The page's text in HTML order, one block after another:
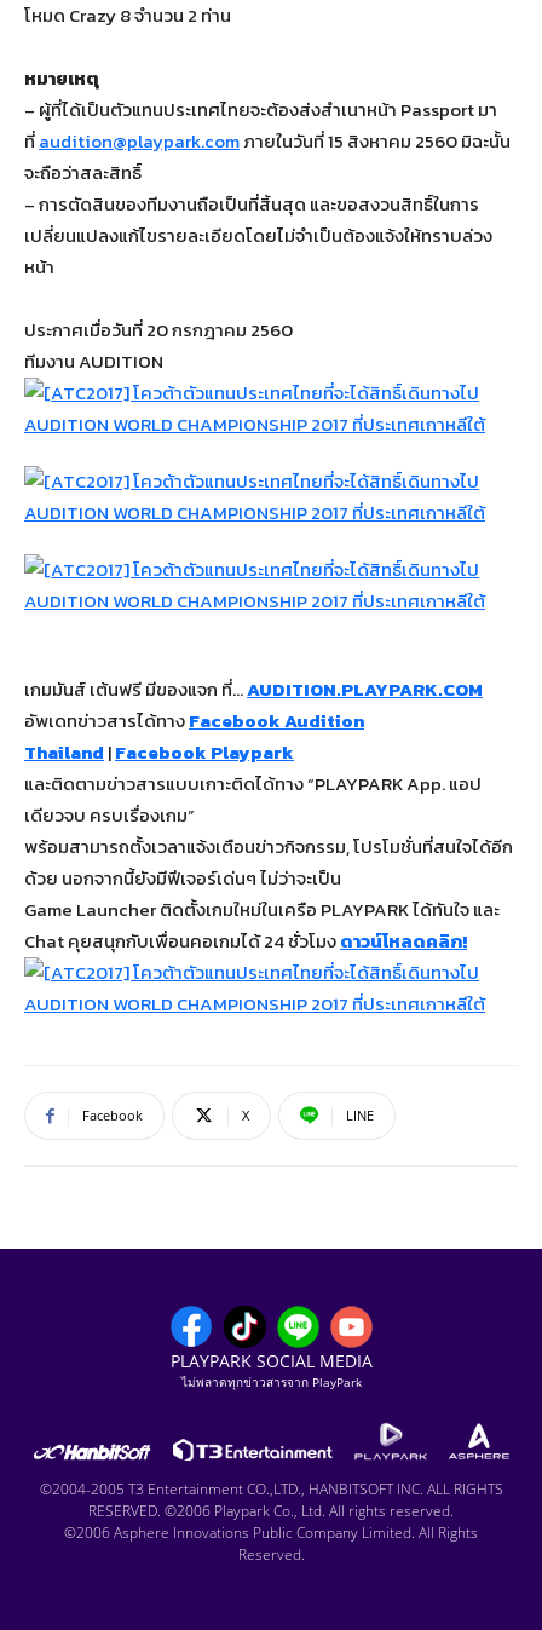
โหมด Crazy 8 จำนวน 2 ท่าน
หมายเหตุ
– ผู้ที่ได้เป็นตัวแทนประเทศไทยจะต้องส่งสำเนาหน้า Passport มา
ที่audition@playpark.comภายในวันที่ 15 สิงหาคม 2560 มิฉะนั้น
จะถือว่าสละสิทธิ์
– การตัดสินของทีมงานถือเป็นที่สิ้นสุด และขอสงวนสิทธิ์ในการ
เปลี่ยนแปลงแก้ไขรายละเอียดโดยไม่จำเป็นต้องแจ้งให้ทราบล่วง
หน้า
ประกาศเมื่อวันที่ 20 กรกฎาคม 2560
ทีมงาน AUDITION
เกมมันส์ เต้นฟรี มีของแจก ที่…AUDITION.PLAYPARK.COM
อัพเดทข่าวสารได้ทางFacebook Audition
Thailand |Facebook Playpark
และติดตามข่าวสารแบบเกาะติดได้ทาง “PLAYPARK App. แอป
เดียวจบ ครบเรื่องเกม”
พร้อมสามารถตั้งเวลาแจ้งเตือนข่าวกิจกรรม, โปรโมชั่นที่สนใจได้อีก
ด้วย นอกจากนี้ยังมีฟีเจอร์เด่นๆ ไม่ว่าจะเป็น
Game Launcher ติดตั้งเกมใหม่ในเครือ PLAYPARK ได้ทันใจ และ
Chat คุยสนุกกับเพื่อนคอเกมได้ 24 ชั่วโมงดาวน์โหลดคลิก!
Facebook X LINE
PLAYPARK SOCIAL MEDIA
ไม่พลาดทุกข่าวสารจาก PlayPark
©2004-2005 T3 Entertainment CO.,LTD., HANBITSOFT INC. ALL RIGHTS
RESERVED. ©2006 Playpark Co., Ltd. All rights reserved.
©2006 Asphere Innovations Public Company Limited. All Rights
Reserved.